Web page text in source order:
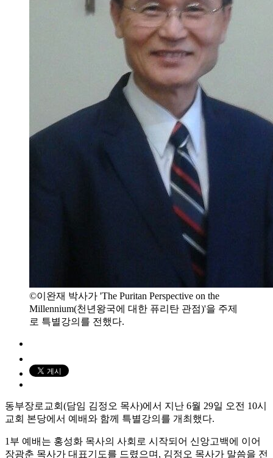
©이완재 박사가 'The Puritan Perspective on the
Millennium(천년왕국에 대한 퓨리탄 관점)'을 주제
로 특별강의를 전했다.
동부장로교회(담임 김정오 목사)에서 지난 6월 29일 오전 10시
교회 본당에서 예배와 함께 특별강의를 개최했다.
1부 예배는 홍성화 목사의 사회로 시작되어 신앙고백에 이어
장광춘 목사가 대표기도를 드렸으며, 김정오 목사가 말씀을 전